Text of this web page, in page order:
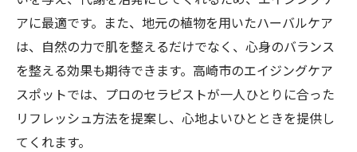
アに最適です。また、地元の植物を用いたハーバルケア
は、自然の力で肌を整えるだけでなく、心身のバランス
を整える効果も期待できます。高崎市のエイジングケア
スポットでは、プロのセラピストが一人ひとりに合った
リフレッシュ方法を提案し、心地よいひとときを提供し
てくれます。